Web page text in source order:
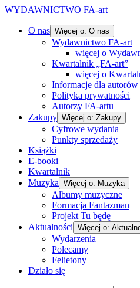
WYDAWNICTWO FA-art
O nas Więcej o: O nas
Wydawnictwo FA-art
więcej o
Kwartalnik „FA-art”
więcej o
Informacje dla autorów
Polityka prywatności
Autorzy FA-artu
Zakupy Więcej o: Zakupy
Cyfrowe wydania
Punkty sprzedaży
Książki
E-booki
Kwartalnik
Muzyka Więcej o: Muzyka
Albumy muzyczne
Formacja Fantazman
Projekt Tu będę
Aktualności Więcej o:
Wydarzenia
Polecamy
Felietony
Działo się